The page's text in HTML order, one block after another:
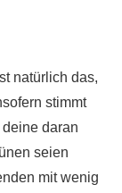
natürlich das,
stimmt
daran
seien
mit wenig